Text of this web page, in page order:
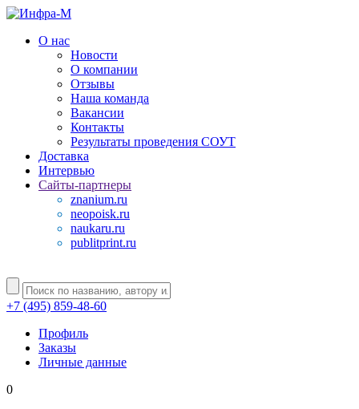
О нас
Новости
О компании
Отзывы
Наша команда
Вакансии
Контакты
Результаты проведения СОУТ
Доставка
Интервью
Сайты-партнеры
znanium.ru
neopoisk.ru
naukaru.ru
publitprint.ru
+7 (495) 859-48-60
Профиль
Заказы
Личные данные
0